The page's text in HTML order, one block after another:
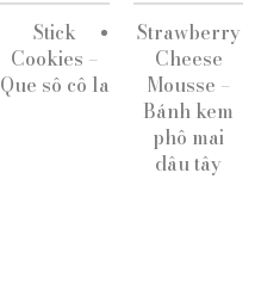
Stick
Cookies –
Que sô cô la
Strawberry
Cheese
Mousse –
Bánh kem
phô mai
dâu tây